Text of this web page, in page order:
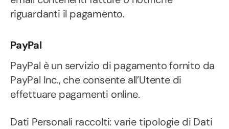
riguardanti il pagamento.
PayPal
PayPal è un servizio di pagamento fornito da
PayPal Inc., che consente all’Utente di
effettuare pagamenti online.
Dati Personali raccolti: varie tipologie di Dati